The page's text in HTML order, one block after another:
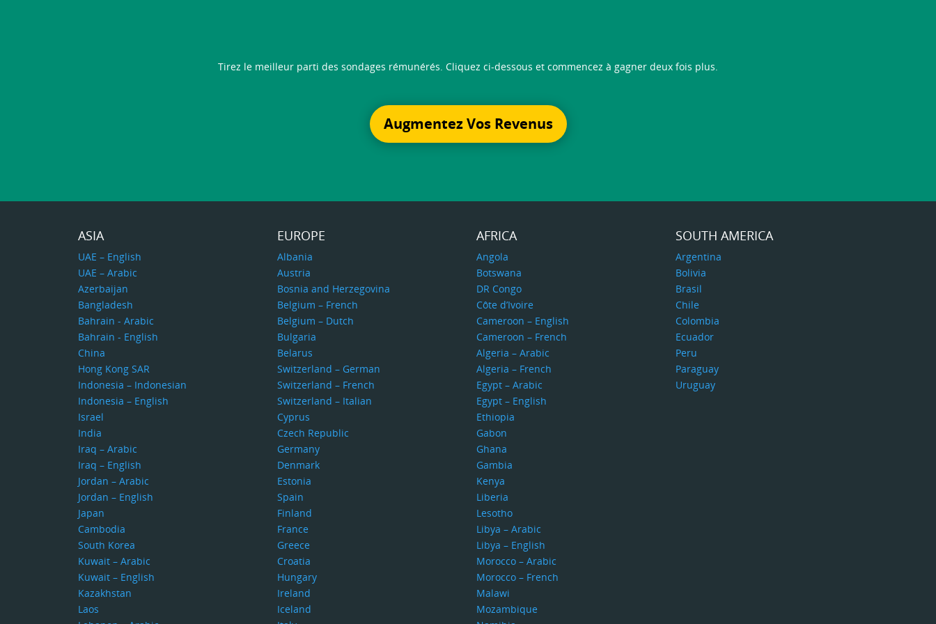
Tirez le meilleur parti des sondages rémunérés. Cliquez ci-dessous et commencez à gagner deux fois plus.
Augmentez Vos Revenus
ASIA
UAE – English
UAE – Arabic
Azerbaijan
Bangladesh
Bahrain - Arabic
Bahrain - English
China
Hong Kong SAR
Indonesia – Indonesian
Indonesia – English
Israel
India
Iraq – Arabic
Iraq – English
Jordan – Arabic
Jordan – English
Japan
Cambodia
South Korea
Kuwait – Arabic
Kuwait – English
Kazakhstan
Laos
EUROPE
Albania
Austria
Bosnia and Herzegovina
Belgium – French
Belgium – Dutch
Bulgaria
Belarus
Switzerland – German
Switzerland – French
Switzerland – Italian
Cyprus
Czech Republic
Germany
Denmark
Estonia
Spain
Finland
France
Greece
Croatia
Hungary
Ireland
Iceland
AFRICA
Angola
Botswana
DR Congo
Côte d’Ivoire
Cameroon – English
Cameroon – French
Algeria – Arabic
Algeria – French
Egypt – Arabic
Egypt – English
Ethiopia
Gabon
Ghana
Gambia
Kenya
Liberia
Lesotho
Libya – Arabic
Libya – English
Morocco – Arabic
Morocco – French
Malawi
Mozambique
SOUTH AMERICA
Argentina
Bolivia
Brasil
Chile
Colombia
Ecuador
Peru
Paraguay
Uruguay